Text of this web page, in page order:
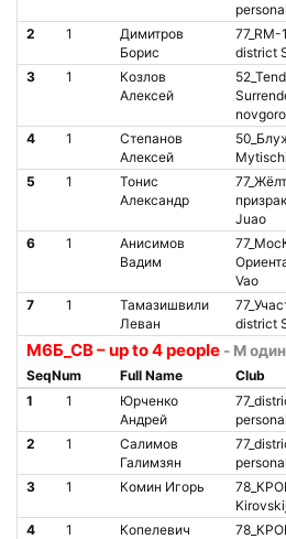
personal
2 1
Димитров
Борис
77_RM-
district
3 1
Козлов
Алексей
4 1
Степанов
Алексей
5 1
Тонис
Александр
Juao
6 1
Анисимов
Вадим
Vao
7 1
Тамазишвили
Леван
district
М6Б_СВ – up to 4 people - М
SeqNum Full Name Club
1
1
Юрченко
Андрей
personal
2 1
Салимов
Галимзян
personal
3 1 Комин Игорь
4 1
Копелевич